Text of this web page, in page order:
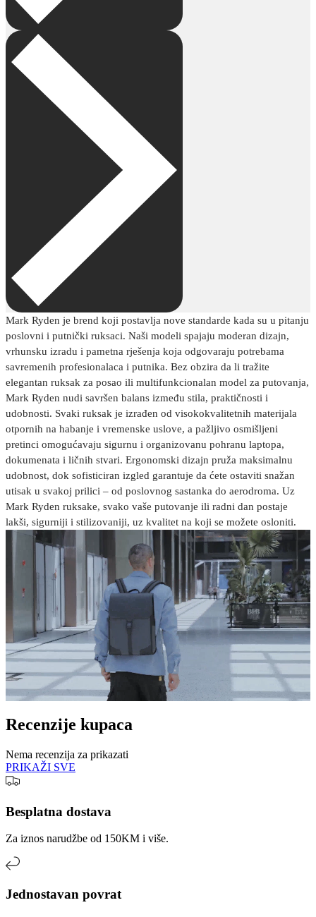
Mark Ryden je brend koji postavlja nove standarde kada su u pitanju
poslovni i putnički ruksaci. Naši modeli spajaju moderan dizajn,
vrhunsku izradu i pametna rješenja koja odgovaraju potrebama
savremenih profesionalaca i putnika. Bez obzira da li tražite
elegantan ruksak za posao ili multifunkcionalan model za putovanja,
Mark Ryden nudi savršen balans između stila, praktičnosti i
udobnosti. Svaki ruksak je izrađen od visokokvalitetnih materijala
otpornih na habanje i vremenske uslove, a pažljivo osmišljeni
pretinci omogućavaju sigurnu i organizovanu pohranu laptopa,
dokumenata i ličnih stvari. Ergonomski dizajn pruža maksimalnu
udobnost, dok sofisticiran izgled garantuje da ćete ostaviti snažan
utisak u svakoj prilici – od poslovnog sastanka do aerodroma. Uz
Mark Ryden ruksake, svako vaše putovanje ili radni dan postaje
lakši, sigurniji i stilizovaniji, uz kvalitet na koji se možete osloniti.
Recenzije kupaca
Nema recenzija za prikazati
PRIKAŽI SVE
Besplatna dostava
Za iznos narudžbe od 150KM i više.
Jednostavan povrat